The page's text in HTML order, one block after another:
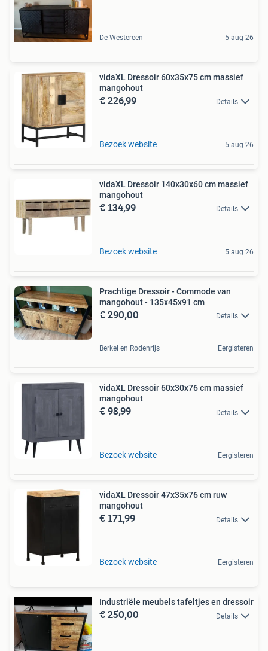
De Westereen 5 aug 26
vidaXL Dressoir 60x35x75 cm massief
mangohout
€ 226,99 Details
Bezoek website 5 aug 26
vidaXL Dressoir 140x30x60 cm massief
mangohout
€ 134,99 Details
Bezoek website 5 aug 26
Prachtige Dressoir - Commode van
mangohout - 135x45x91 cm
€ 290,00 Details
Berkel en Rodenrijs Eergisteren
vidaXL Dressoir 60x30x76 cm massief
mangohout
€ 98,99 Details
Bezoek website Eergisteren
vidaXL Dressoir 47x35x76 cm ruw
mangohout
€ 171,99 Details
Bezoek website Eergisteren
Industriële meubels tafeltjes en dressoir
€ 250,00 Details